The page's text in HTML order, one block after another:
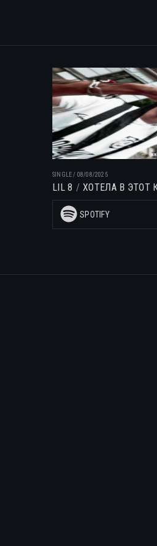
SINGLE/ 08/08/2025
LIL 8 ХОТЕЛА В ЭТОТ
SPOTIFY